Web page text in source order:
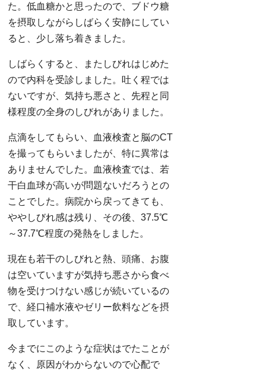
た。低血糖かと思ったので、ブドウ糖
を摂取しながらしばらく安静にしてい
ると、少し落ち着きました。
しばらくすると、またしびれはじめた
ので内科を受診しました。吐く程では
ないですが、気持ち悪さと、先程と同
様程度の全身のしびれがありました。
点滴をしてもらい、血液検査と脳のCT
を撮ってもらいましたが、特に異常は
ありませんでした。血液検査では、若
干白血球が高いが問題ないだろうとの
ことでした。病院から戻ってきても、
ややしびれ感は残り、その後、37.5℃
～37.7℃程度の発熱をしました。
現在も若干のしびれと熱、頭痛、お腹
は空いていますが気持ち悪さから食べ
物を受けつけない感じが続いているの
で、経口補水液やゼリー飲料などを摂
取しています。
今までにこのような症状はでたことが
なく、原因がわからないので心配で